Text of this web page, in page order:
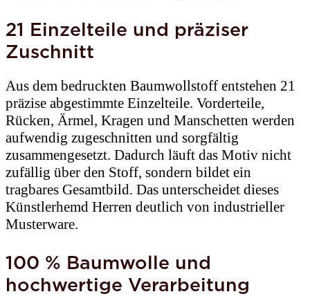
21 Einzelteile und präziser
Zuschnitt
Aus dem bedruckten Baumwollstoff entstehen 21
präzise abgestimmte Einzelteile. Vorderteile,
Rücken, Ärmel, Kragen und Manschetten werden
aufwendig zugeschnitten und sorgfältig
zusammengesetzt. Dadurch läuft das Motiv nicht
zufällig über den Stoff, sondern bildet ein
tragbares Gesamtbild. Das unterscheidet dieses
Künstlerhemd Herren deutlich von industrieller
Musterware.
100 % Baumwolle und
hochwertige Verarbeitung